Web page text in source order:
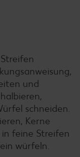
und
schneiden.
Kerne
feine Streifen
würfeln.